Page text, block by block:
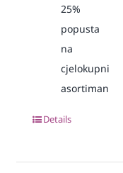
25%
popusta
na
cjelokupni
asortiman
Details